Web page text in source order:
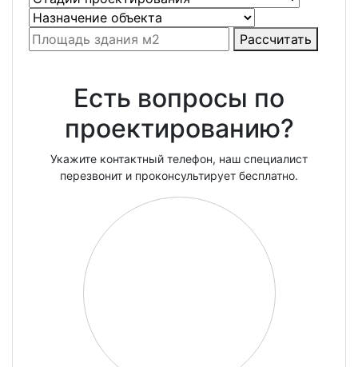
Рассчитать
Есть вопросы по
проектированию?
Укажите контактный телефон, наш специалист
перезвонит и проконсультирует бесплатно.